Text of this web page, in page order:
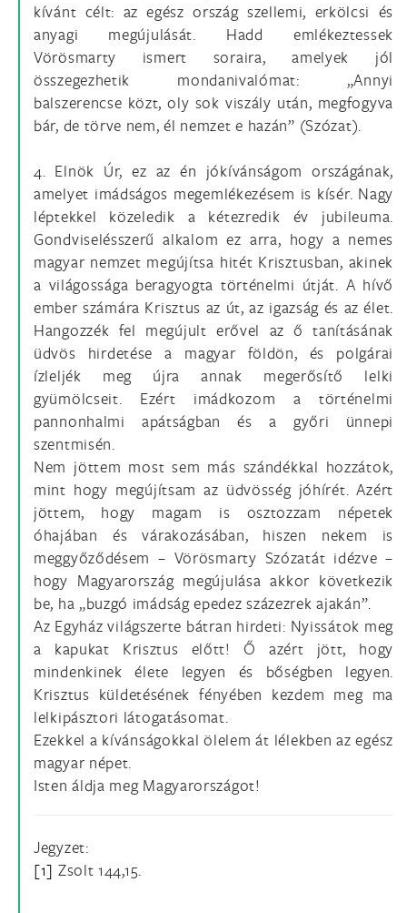
kívánt célt: az egész ország szellemi, erkölcsi és
anyagi megújulását. Hadd emlékeztessek
Vörösmarty ismert soraira, amelyek jól
összegezhetik mondanivalómat: „Annyi
balszerencse közt, oly sok viszály után, megfogyva
bár, de törve nem, él nemzet e hazán” (Szózat).
4. Elnök Úr, ez az én jókívánságom országának,
amelyet imádságos megemlékezésem is kísér. Nagy
léptekkel közeledik a kétezredik év jubileuma.
Gondviselésszerű alkalom ez arra, hogy a nemes
magyar nemzet megújítsa hitét Krisztusban, akinek
a világossága beragyogta történelmi útját. A hívő
ember számára Krisztus az út, az igazság és az élet.
Hangozzék fel megújult erővel az ő tanításának
üdvös hirdetése a magyar földön, és polgárai
ízleljék meg újra annak megerősítő lelki
gyümölcseit. Ezért imádkozom a történelmi
pannonhalmi apátságban és a győri ünnepi
szentmisén.
Nem jöttem most sem más szándékkal hozzátok,
mint hogy megújítsam az üdvösség jóhírét. Azért
jöttem, hogy magam is osztozzam népetek
óhajában és várakozásában, hiszen nekem is
meggyőződésem – Vörösmarty Szózatát idézve –
hogy Magyarország megújulása akkor következik
be, ha „buzgó imádság epedez százezrek ajakán”.
Az Egyház világszerte bátran hirdeti: Nyissátok meg
a kapukat Krisztus előtt! Ő azért jött, hogy
mindenkinek élete legyen és bőségben legyen.
Krisztus küldetésének fényében kezdem meg ma
lelkipásztori látogatásomat.
Ezekkel a kívánságokkal ölelem át lélekben az egész
magyar népet.
Isten áldja meg Magyarországot!
Jegyzet:
[1] Zsolt 144,15.